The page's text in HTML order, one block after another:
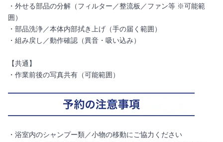
・外せる部品の分解（フィルター／整流板／ファン等 ※可能範
囲）
・部品洗浄／本体内部拭き上げ（手の届く範囲）
・組み戻し／動作確認（異音・吸い込み）
【共通】
・作業前後の写真共有（可能範囲）
・浴室内のシャンプー類／小物の移動にご協力ください